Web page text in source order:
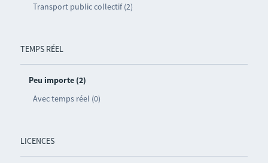
Transport public collectif (2)
TEMPS RÉEL
Peu importe (2)
Avec temps réel (0)
LICENCES